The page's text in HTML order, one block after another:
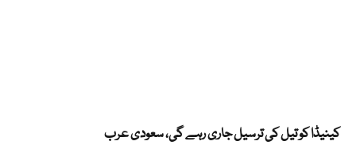
کینیڈا کو تیل کی ترسیل جاری رہے گی، سعودی عرب